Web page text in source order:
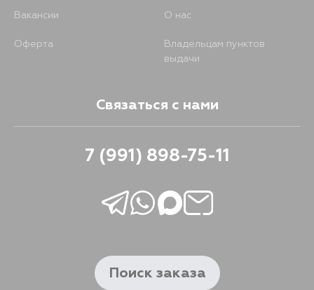
Вакансии О нас
Оферта
Владельцам пунктов
выдачи
Связаться с нами
7 (991) 898-75-11
Поиск заказа